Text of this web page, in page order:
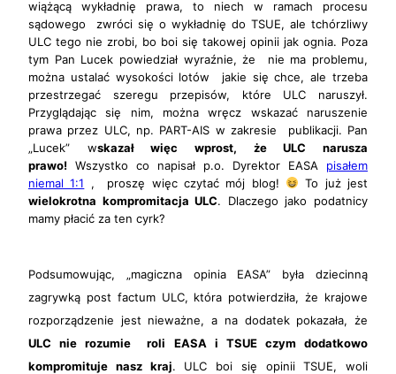
wiążącą wykładnię prawa, to niech w ramach procesu
sądowego zwróci się o wykładnię do TSUE, ale tchórzliwy
ULC tego nie zrobi, bo boi się takowej opinii jak ognia. Poza
tym Pan Lucek powiedział wyraźnie, że nie ma problemu,
można ustalać wysokości lotów jakie się chce, ale trzeba
przestrzegać szeregu przepisów, które ULC naruszył.
Przyglądając się nim, można wręcz wskazać naruszenie
prawa przez ULC, np. PART-AIS w zakresie publikacji. Pan
„Lucek” wskazał więc wprost, że ULC narusza
prawo! Wszystko co napisał p.o. Dyrektor EASA pisałem
niemal 1:1 , proszę więc czytać mój blog!
To już jest
wielokrotna kompromitacja ULC. Dlaczego jako podatnicy
mamy płacić za ten cyrk?
Podsumowując, „magiczna opinia EASA” była dziecinną
zagrywką post factum ULC, która potwierdziła, że krajowe
rozporządzenie jest nieważne, a na dodatek pokazała, że
ULC nie rozumie roli EASA i TSUE czym dodatkowo
kompromituje nasz kraj. ULC boi się opinii TSUE, woli